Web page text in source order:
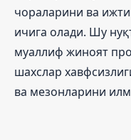
чораларини ва
ичига олади. Шу
муаллиф жиноят
шахслар
ва мезонларини